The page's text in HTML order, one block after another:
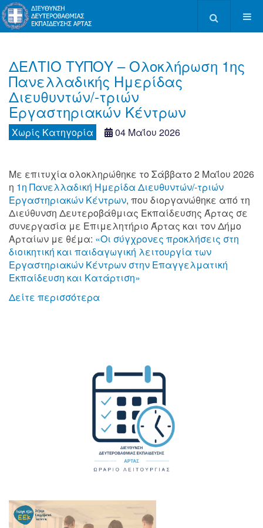
ΔΕΛΤΙΟ ΤΥΠΟΥ – Ολοκλήρωση 1ης
Πανελλαδικής Ημερίδας
Διευθυντών/-τριών
Εργαστηριακών Κέντρων
Χωρίς Κατηγορία 04 Μαΐου 2026
Με επιτυχία ολοκληρώθηκε το Σάββατο 2 Μαΐου 2026
η 1η Πανελλαδική Ημερίδα Διευθυντών/-τριών
Εργαστηριακών Κέντρων, που διοργανώθηκε από τη
Διεύθυνση Δευτεροβάθμιας Εκπαίδευσης Άρτας σε
συνεργασία με Επιμελητήριο Άρτας και τον Δήμο
Αρταίων με θέμα: «Οι σύγχρονες προκλήσεις στη
διοικητική και παιδαγωγική λειτουργία των
Εργαστηριακών Κέντρων στην Επαγγελματική
Εκπαίδευση και Κατάρτιση»
Δείτε περισσότερα